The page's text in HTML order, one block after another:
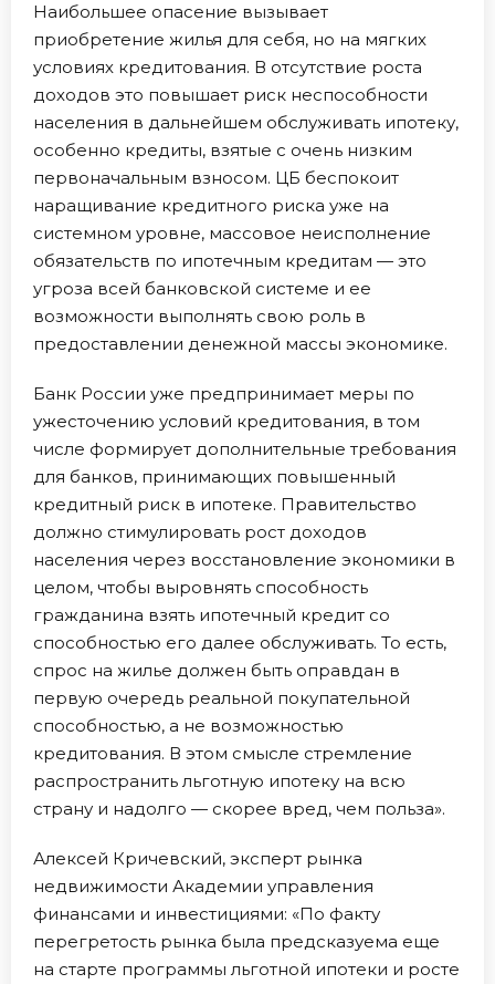
Наибольшее опасение вызывает
приобретение жилья для себя, но на мягких
условиях кредитования. В отсутствие роста
доходов это повышает риск неспособности
населения в дальнейшем обслуживать ипотеку,
особенно кредиты, взятые с очень низким
первоначальным взносом. ЦБ беспокоит
наращивание кредитного риска уже на
системном уровне, массовое неисполнение
обязательств по ипотечным кредитам — это
угроза всей банковской системе и ее
возможности выполнять свою роль в
предоставлении денежной массы экономике.
Банк России уже предпринимает меры по
ужесточению условий кредитования, в том
числе формирует дополнительные требования
для банков, принимающих повышенный
кредитный риск в ипотеке. Правительство
должно стимулировать рост доходов
населения через восстановление экономики в
целом, чтобы выровнять способность
гражданина взять ипотечный кредит со
способностью его далее обслуживать. То есть,
спрос на жилье должен быть оправдан в
первую очередь реальной покупательной
способностью, а не возможностью
кредитования. В этом смысле стремление
распространить льготную ипотеку на всю
страну и надолго — скорее вред, чем польза».
Алексей Кричевский, эксперт рынка
недвижимости Академии управления
финансами и инвестициями: «По факту
перегретость рынка была предсказуема еще
на старте программы льготной ипотеки и росте